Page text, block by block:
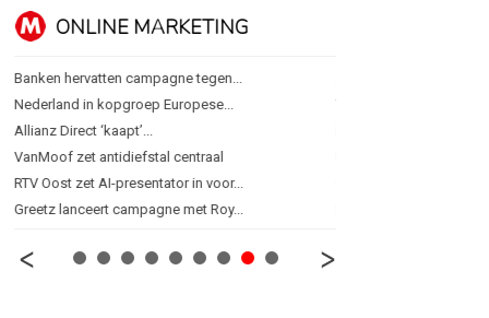
ONLINE MARKETING
Banken hervatten campagne tegen...
Nederland in kopgroep Europese...
Allianz Direct ‘kaapt’...
VanMoof zet antidiefstal centraal
RTV Oost zet AI-presentator in voor...
Greetz lanceert campagne met Roy...
Tata Consultancy